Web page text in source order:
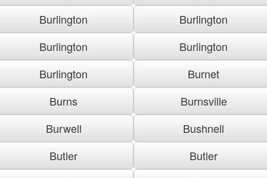
Burlington
Burlington
Burlington
Burlington
Burlington
Burnet
Burns
Burnsville
Burwell
Bushnell
Butler
Butler